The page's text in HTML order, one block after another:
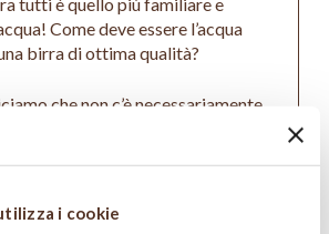
i cookie
Come deve essere l’acqua
birra di ottima qualità?
che non c’è necessariamente